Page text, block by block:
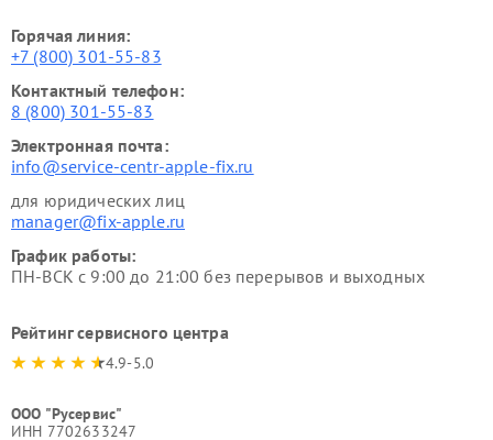
Горячая линия:
+7 (800) 301-55-83
Контактный телефон:
8 (800) 301-55-83
Электронная почта:
info@service-centr-apple-fix.ru
для юридических лиц
manager@fix-apple.ru
График работы:
ПН-ВСК с 9:00 до 21:00 без перерывов и выходных
Рейтинг сервисного центра
4.9-5.0
ООО "Русервис"
ИНН 7702633247